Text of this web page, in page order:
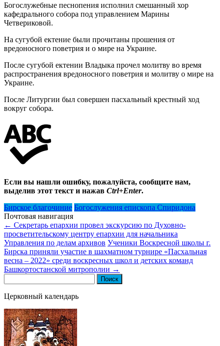
Богослужебные песнопения исполнил смешанный хор
кафедрального собора под управлением Марины
Четвериковой.
На сугубой ектение были прочитаны прошения от
вредоносного поветрия и о мире на Украине.
После сугубой ектении Владыка прочел молитву во время
распространения вредоносного поветрия и молитву о мире на
Украине.
После Литургии был совершен пасхальный крестный ход
вокруг собора.
Если вы нашли ошибку, пожалуйста, сообщите нам,
выделив этот текст и нажав Ctrl+Enter.
Бирское благочиние Богослужения епископа Спиридона
Почтовая навигация
← Секретарь епархии провел экскурсию по Духовно-
просветительскому центру епархии для начальника
Управления по делам архивов Ученики Воскресной школы г.
Бирска приняли участие в шахматном турнире «Пасхальная
весна – 2022» среди воскресных школ и детских команд
Башкортостанской митрополии →
Церковный календарь